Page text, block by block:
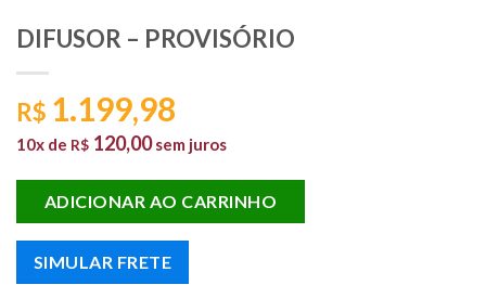
DIFUSOR – PROVISÓRIO
R$ 1.199,98
10x de R$ 120,00 sem juros
ADICIONAR AO CARRINHO
SIMULAR FRETE